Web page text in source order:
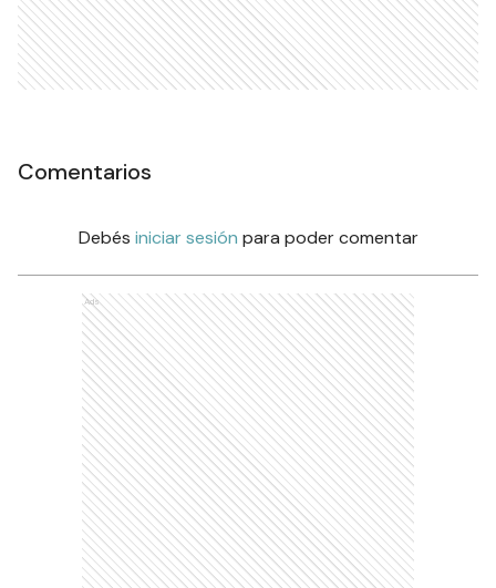
Comentarios
Debés iniciar sesión para poder comentar
Ads